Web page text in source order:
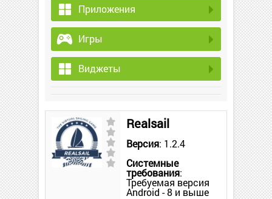
Приложения
Игры
Виджеты
Realsail
Версия: 1.2.4
Системные
требования:
Требуемая версия
Android - 8 и выше